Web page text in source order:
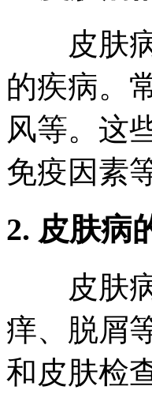
皮肤病
的疾病。
风等。这
免疫因素
2. 皮肤病
皮肤病
痒、脱屑
和皮肤检